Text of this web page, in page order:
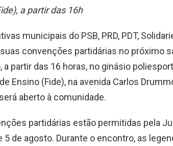
a partir das 16h
municipais do PSB, PRD, PDT,
convenções partidárias no próximo
a partir das 16 horas, no ginásio
Ensino (Fide), na avenida Carlos
aberto à comunidade.
partidárias estão permitidas pela
5 de agosto. Durante o encontro, as